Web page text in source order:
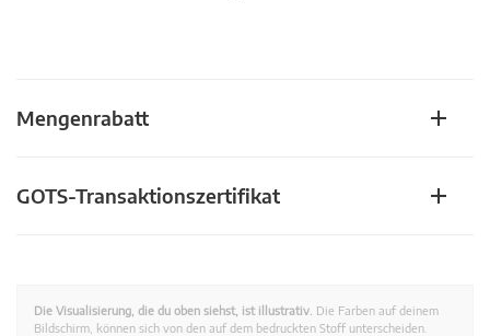
Mengenrabatt
GOTS-Transaktionszertifikat
Die Visualisierung, die du oben siehst, ist illustrativ. Die Farben auf deinem
Bildschirm, können sich von den auf dem bedruckten Stoff unterscheiden.